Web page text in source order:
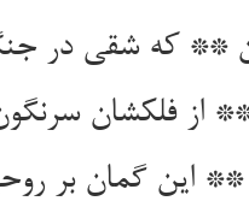
** که شقی در
فلکشان
این گمان بر